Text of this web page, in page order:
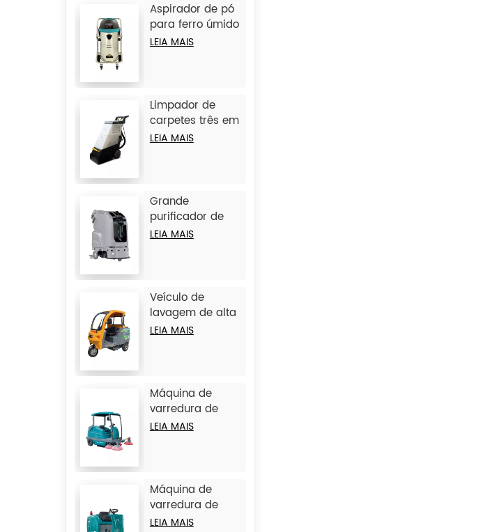
Aspirador de pó
para ferro úmido
e seco JC1245
LEIA MAIS
Limpador de
carpetes três em
um JIECHI C15
LEIA MAIS
Grande
purificador de
piso inteligente
LEIA MAIS
Veículo de
lavagem de alta
pressão com 3
LEIA MAIS
Máquina de
varredura de
piso média
LEIA MAIS
Máquina de
varredura de
piso média com
LEIA MAIS